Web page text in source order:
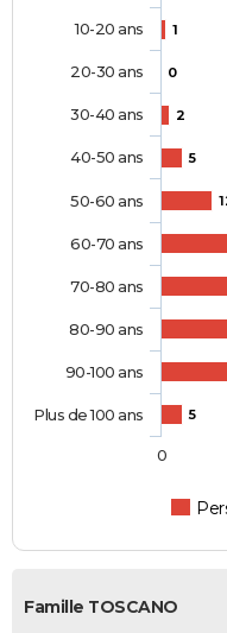
1
0
2
5
5
10-20 ans
20-30 ans
30-40 ans
40-50 ans
50-60 ans
60-70 ans
70-80 ans
80-90 ans
90-100 ans
Plus de 100 ans
0
Famille TOSCANO